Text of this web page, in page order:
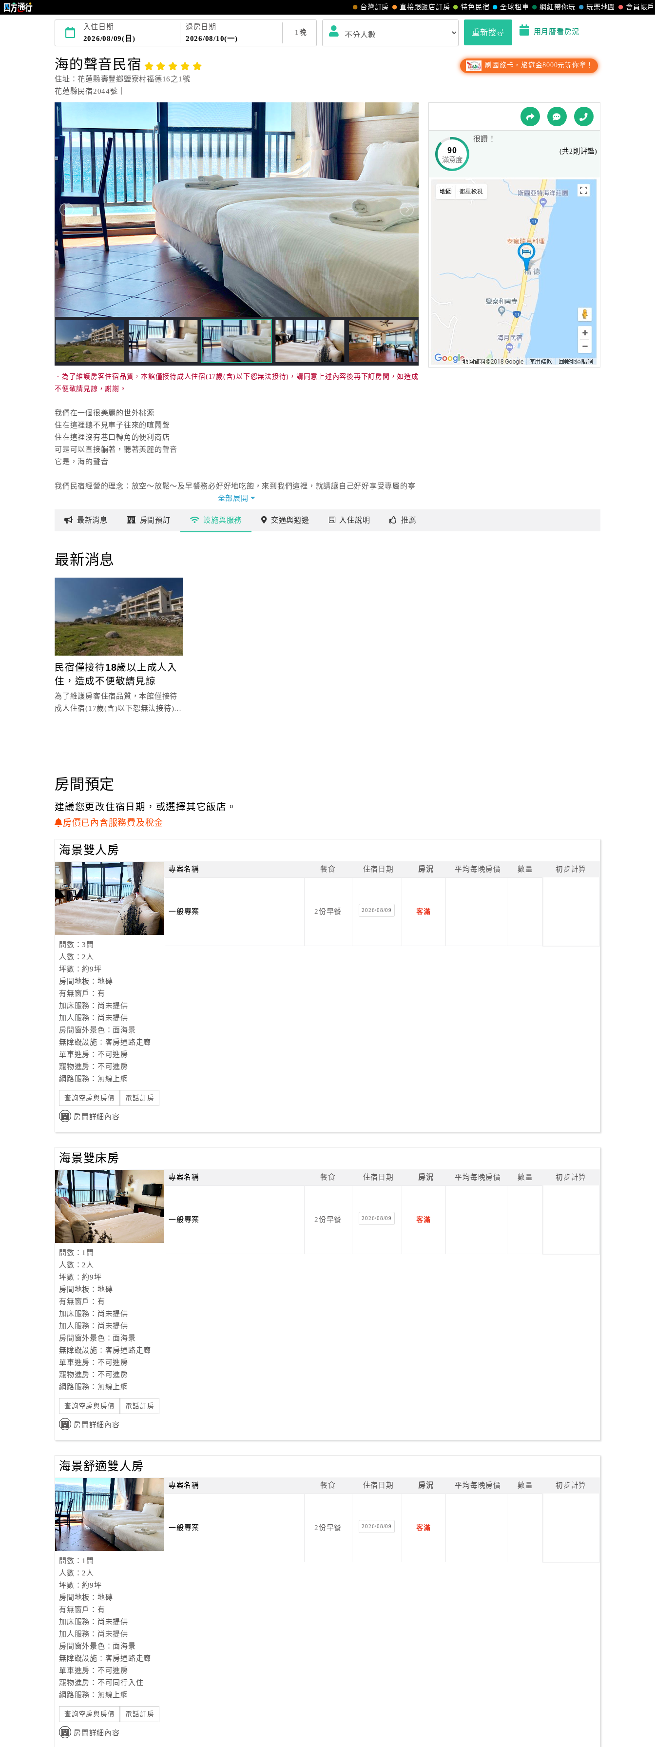
會員帳戶
玩樂地圖
網紅帶你玩
全球租車
特色民宿
直接跟飯店訂房
台灣訂房
入住日期
2026/08/09(日)
退房日期
2026/08/10(一)
1 晚 重新搜尋 用月曆看房況
海的聲音民宿
住址：花蓮縣壽豐鄉鹽寮村福德16之1號
花蓮縣民宿2044號｜
刷國旅卡，旅遊金8000元等你拿！
．為了維護房客住宿品質，本館僅接待成人住宿(17歲(含)以下恕無法接待)，請同意上述內容後再下訂房間，如造成
不便敬請見諒，謝謝。
我們在一個很美麗的世外桃源
住在這裡聽不見車子往來的喧鬧聲
住在這裡沒有巷口轉角的便利商店
可是可以直接躺著，聽著美麗的聲音
它是，海的聲音
我們民宿經營的理念：放空～放鬆～及早餐務必好好地吃飽，來到我們這裡，就請讓自己好好享受專屬的寧
全部展開
90
滿意度
很讚！
(共2則評鑑)
最新消息 房間預訂 設施與服務 交通與週邊 入住說明 推薦
最新消息
民宿僅接待18歲以上成人入
住，造成不便敬請見諒
為了維護房客住宿品質，本館僅接待
成人住宿(17歲(含)以下恕無法接待)，
房間預定
建議您更改住宿日期，或選擇其它飯店。
房價已內含服務費及稅金
海景雙人房
間數：3間
人數：2人
坪數：約9坪
房間地板：地磚
有無窗戶：有
加床服務：尚未提供
加人服務：尚未提供
房間窗外景色：面海景
無障礙設施：客房通路走廊
單車進房：不可進房
寵物進房：不可進房
網路服務：無線上網
查詢空房與房價 電話訂房
房間詳細內容
專案名稱 餐食 住宿日期 房況 平均每晚房價 數量 初步計算
一般專案 2份早餐 2026/08/09 客滿
海景雙床房
間數：1間
人數：2人
坪數：約9坪
房間地板：地磚
有無窗戶：有
加床服務：尚未提供
加人服務：尚未提供
房間窗外景色：面海景
無障礙設施：客房通路走廊
單車進房：不可進房
寵物進房：不可進房
網路服務：無線上網
查詢空房與房價 電話訂房
房間詳細內容
專案名稱 餐食 住宿日期 房況 平均每晚房價 數量 初步計算
一般專案 2份早餐 2026/08/09 客滿
海景舒適雙人房
間數：1間
人數：2人
坪數：約9坪
房間地板：地磚
有無窗戶：有
加床服務：尚未提供
加人服務：尚未提供
房間窗外景色：面海景
無障礙設施：客房通路走廊
單車進房：不可進房
寵物進房：不可同行入住
網路服務：無線上網
查詢空房與房價 電話訂房
房間詳細內容
專案名稱 餐食 住宿日期 房況 平均每晚房價 數量 初步計算
一般專案 2份早餐 2026/08/09 客滿